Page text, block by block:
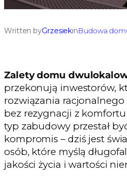
Written byGrzesiekinBudowa
Zalety domu
przekonują inwestorów,
rozwiązania
bez rezygnacji z
typ zabudowy przestał
kompromis – dziś jest
osób, które myślą
jakości życia i wartości